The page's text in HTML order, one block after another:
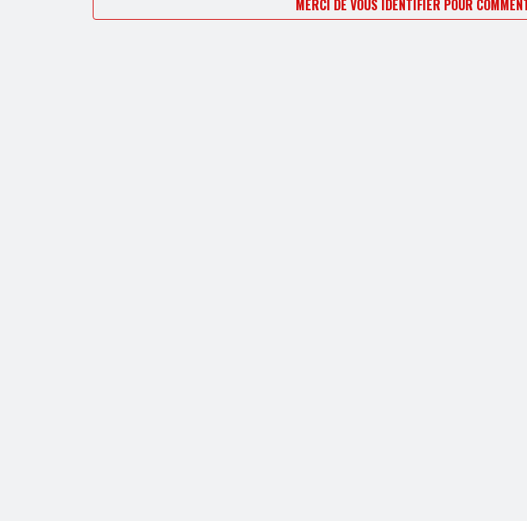
MERCI DE VOUS IDENTIFIER POUR